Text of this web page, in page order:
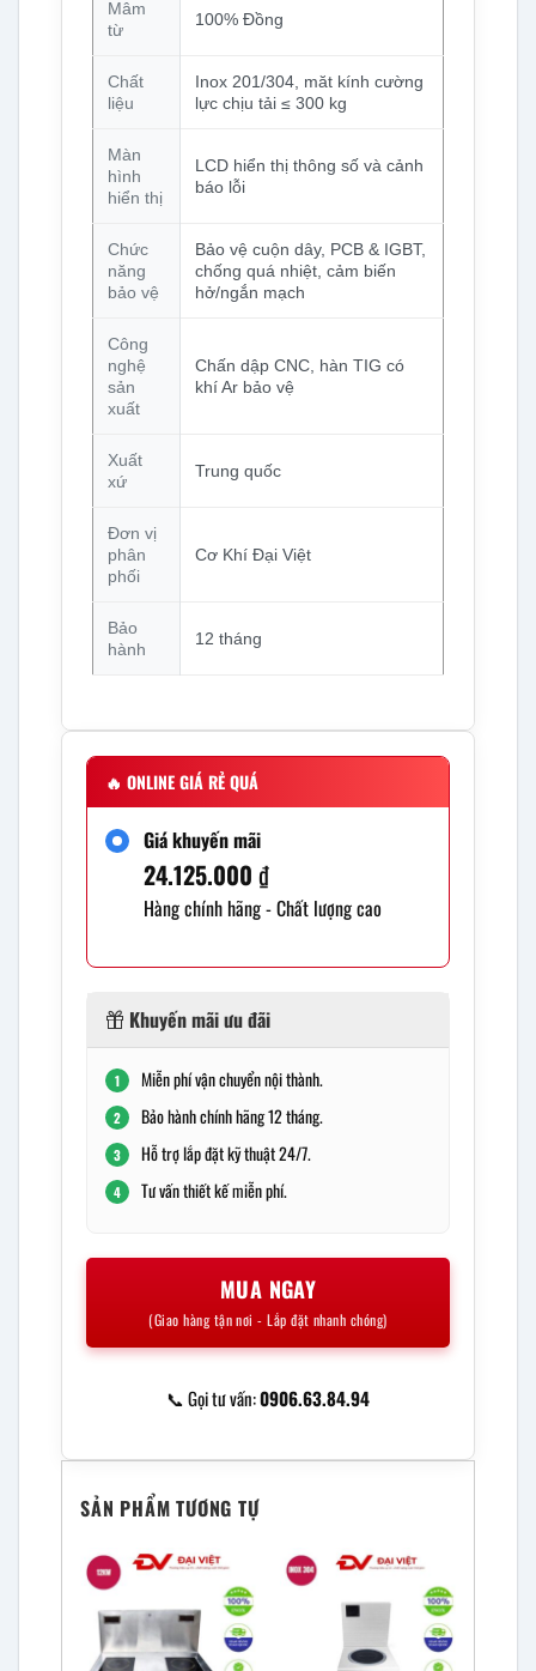
Mâm
từ
100% Đồng
Chất
liệu
Inox 201/304, măt kính cường
lực chịu tải ≤ 300 kg
Màn
hình
hiển thị
LCD hiển thị thông số và cảnh
báo lỗi
Chức
năng
bảo vệ
Bảo vệ cuộn dây, PCB & IGBT,
chống quá nhiệt, cảm biến
hở/ngắn mạch
Công
nghệ
sản
xuất
Chấn dập CNC, hàn TIG có
khí Ar bảo vệ
Xuất
xứ
Trung quốc
Đơn vị
phân
phối
Cơ Khí Đại Việt
Bảo
hành
12 tháng
🔥 ONLINE GIÁ RẺ QUÁ
Giá khuyến mãi
24.125.000 ₫
Hàng chính hãng - Chất lượng cao
Khuyến mãi ưu đãi
1 Miễn phí vận chuyển nội thành.
2 Bảo hành chính hãng 12 tháng.
3 Hỗ trợ lắp đặt kỹ thuật 24/7.
4 Tư vấn thiết kế miễn phí.
MUA NGAY
(Giao hàng tận nơi - Lắp đặt nhanh chóng)
📞 Gọi tư vấn:0906.63.84.94
SẢN PHẨM TƯƠNG TỰ